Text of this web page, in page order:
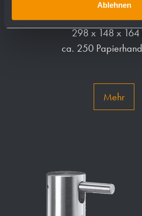
Ablehnen
298 x 148 x 164
ca. 250
Mehr